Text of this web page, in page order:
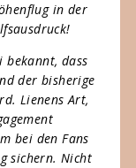
in der
bekannt, dass
der bisherige
Lienens Art,
bei den Fans
sichern. Nicht